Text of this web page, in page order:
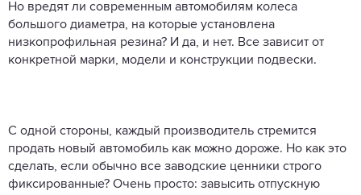
Но вредят ли современным автомобилям колеса
большого диаметра, на которые установлена
низкопрофильная резина? И да, и нет. Все зависит от
конкретной марки, модели и конструкции подвески.
С одной стороны, каждый производитель стремится
продать новый автомобиль как можно дороже. Но как это
сделать, если обычно все заводские ценники строго
фиксированные? Очень просто: завысить отпускную